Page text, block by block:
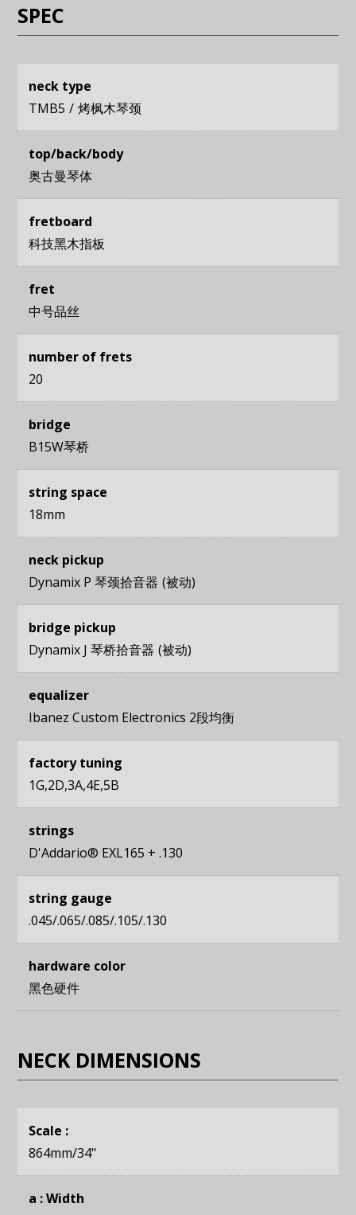
SPEC
neck type
TMB5
烤枫木琴颈
top/back/body
奥古曼琴体
fretboard
科技黑木指板
fret
中号品丝
number of frets
20
bridge
B15W琴桥
string space
18mm
neck pickup
Dynamix P 琴颈拾音器 被动
bridge pickup
Dynamix J 琴桥拾音器 被动
equalizer
Ibanez Custom Electronics 2段均衡
factory tuning
1G,2D,3A,4E,5B
strings
D'Addario® EXL165 + .130
string gauge
.045/.065/.085/.105/.130
hardware color
黑色硬件
NECK DIMENSIONS
Scale :
864mm/34"
a : Width